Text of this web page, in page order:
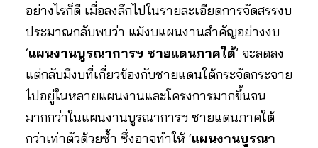
อย่างไรก็ดี เมื่อลงลึกไปในรายละเอียดการจัดสรรงบ
ประมาณกลับพบว่า แม้งบแผนงานสำคัญอย่างงบ
‘แผนงานบูรณาการฯ ชายแดนภาคใต้’ จะลดลง
แต่กลับมีงบที่เกี่ยวข้องกับชายแดนใต้กระจัดกระจาย
ไปอยู่ในหลายแผนงานและโครงการมากขึ้นจน
มากกว่าในแผนงานบูรณาการฯ ชายแดนภาคใต้
กว่าเท่าตัวด้วยซ้ำ ซึ่งอาจทำให้ ‘แผนงานบูรณา